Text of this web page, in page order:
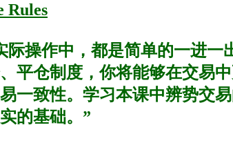
Rules
际操作中，都是简单的一进
平仓制度，你将能够在交易
一致性。学习本课中辨势交
的基础。”